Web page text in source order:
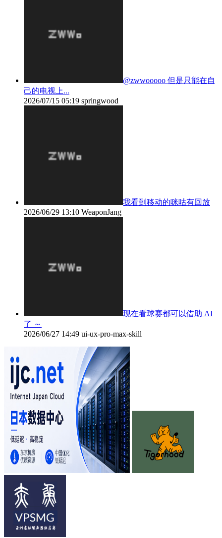
@zwwooooo 但是只能在自
己的电视上...
2026/07/15 05:19 springwood
我看到移动的咪咕有回放
2026/06/29 13:10 WeaponJang
现在看球赛都可以借助 AI
了 ～
2026/06/27 14:49 ui-ux-pro-max-skill